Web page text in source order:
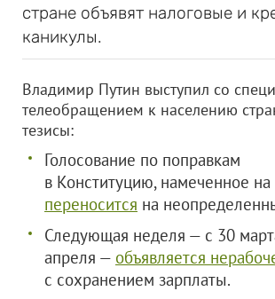
стране объявят налоговые и
каникулы.
Владимир Путин выступил со
телеобращением к населению
тезисы:
Голосование по поправкам
в Конституцию, намеченное на
переносится на
Следующая неделя — с 30
апреля — объявляется
с сохранением зарплаты.